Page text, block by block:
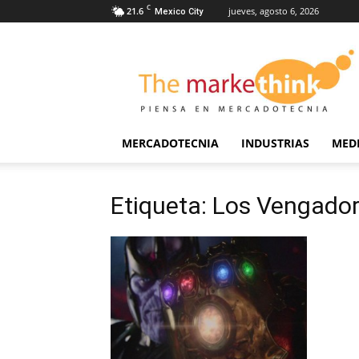
21.6 C Mexico City jueves, agosto 6, 2026
Markethink
MERCADOTECNIA INDUSTRIAS
Etiqueta: Los